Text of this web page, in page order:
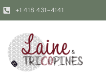
+1 418 431-4141